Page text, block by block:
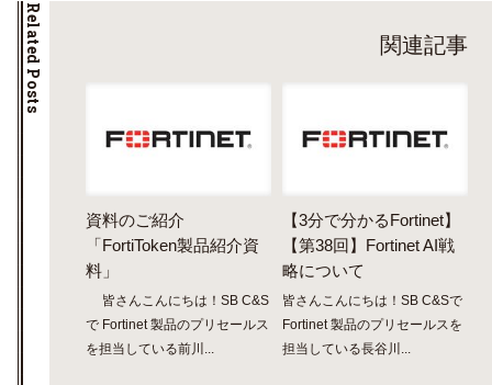
Related Posts 関連記事
資料のご紹介
「FortiToken製品紹介資
料」
皆さんこんにちは！SB C&S
で Fortinet 製品のプリセールス
を担当している前川...
【3分で分かるFortinet】
【第38回】Fortinet AI戦
略について
皆さんこんにちは！SB C&Sで
Fortinet 製品のプリセールスを
担当している長谷川...